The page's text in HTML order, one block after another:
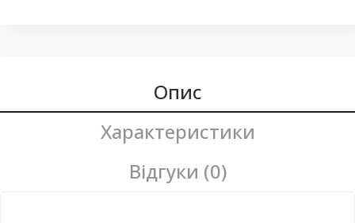
Опис
Характеристики
Відгуки (0)